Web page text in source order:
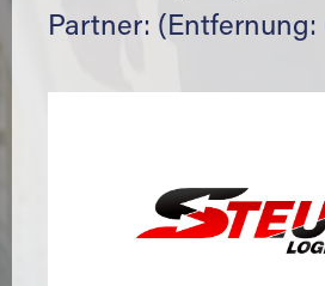
Partner: (Entfernung: